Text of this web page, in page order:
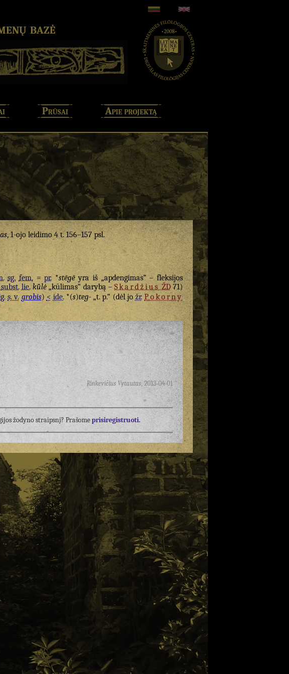
bazė
Prūsai Apie projektą
, 1-ojo leidimo 4 t. 156–157 psl.
sg. fem.=pr.*stēgēyra iš „apdengimas“ – fleksijos
subst. lie. kū̃lė„kūlimas“ darybą –SkardžiusŽD71)
s. v. grobis)< ide.*(s)teg-„t. p.“ (dėl jožr. Pokorny
Rinkevičius Vytautas,2013-04-01
žodyno straipsnį? Prašomeprisiregistruoti.